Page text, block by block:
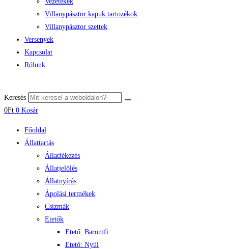
Villanypásztor kapuk tartozékok
Villanypásztor szettek
Versenyek
Kapcsolat
Rólunk
Keresés
0Ft 0 Kosár
Főoldal
Állattartás
Állatfékezés
Állatjelölés
Állatnyírás
Ápolási termékek
Csizmák
Etetők
Etető: Baromfi
Etető: Nyúl